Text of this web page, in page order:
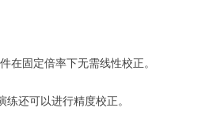
在固定倍率下无需线性校正。
还可以进行精度校正。